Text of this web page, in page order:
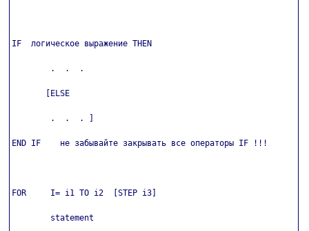
IF  логическое выражение THEN
        .  .  .
       [ELSE
        .  .  . ]
END IF    не забывайте закрывать все операторы IF !!!
FOR     I= i1 TO i2  [STEP i3]
        statement